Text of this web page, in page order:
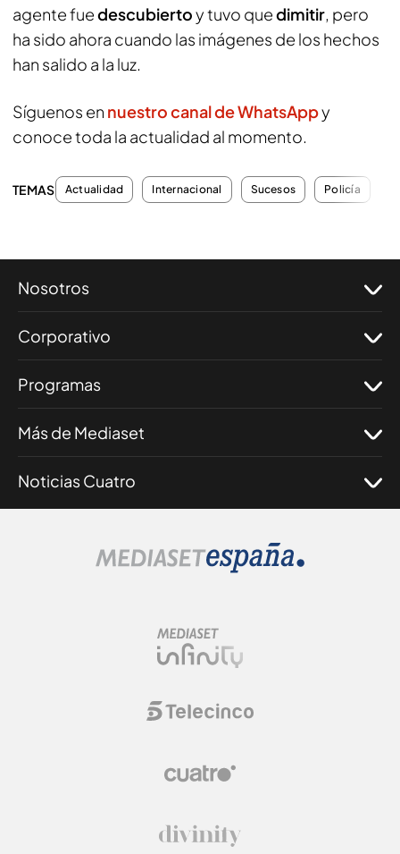
agente fuedescubiertoy tuvo quedimitir, pero
ha sido ahora cuando las imágenes de los hechos
han salido a la luz.
Síguenos en nuestro canal de WhatsAppy
conoce toda la actualidad al momento.
TEMAS Actualidad Internacional Sucesos Policía
Nosotros
Corporativo
Programas
Más de Mediaset
Noticias Cuatro